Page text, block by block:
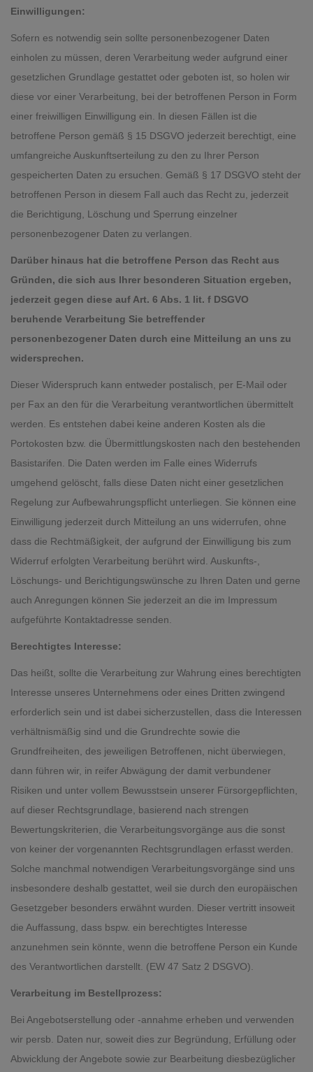
Einwilligungen:
Sofern es notwendig sein sollte personenbezogener Daten
einholen zu müssen, deren Verarbeitung weder aufgrund einer
gesetzlichen Grundlage gestattet oder geboten ist, so holen wir
diese vor einer Verarbeitung, bei der betroffenen Person in Form
einer freiwilligen Einwilligung ein. In diesen Fällen ist die
betroffene Person gemäß § 15 DSGVO jederzeit berechtigt, eine
umfangreiche Auskunftserteilung zu den zu Ihrer Person
gespeicherten Daten zu ersuchen. Gemäß § 17 DSGVO steht der
betroffenen Person in diesem Fall auch das Recht zu, jederzeit
die Berichtigung, Löschung und Sperrung einzelner
personenbezogener Daten zu verlangen.
Darüber hinaus hat die betroffene Person das Recht aus
Gründen, die sich aus Ihrer besonderen Situation ergeben,
jederzeit gegen diese auf Art. 6 Abs. 1 lit. f DSGVO
beruhende Verarbeitung Sie betreffender
personenbezogener Daten durch eine Mitteilung an uns zu
widersprechen.
Dieser Widerspruch kann entweder postalisch, per E-Mail oder
per Fax an den für die Verarbeitung verantwortlichen übermittelt
werden. Es entstehen dabei keine anderen Kosten als die
Portokosten bzw. die Übermittlungskosten nach den bestehenden
Basistarifen. Die Daten werden im Falle eines Widerrufs
umgehend gelöscht, falls diese Daten nicht einer gesetzlichen
Regelung zur Aufbewahrungspflicht unterliegen. Sie können eine
Einwilligung jederzeit durch Mitteilung an uns widerrufen, ohne
dass die Rechtmäßigkeit, der aufgrund der Einwilligung bis zum
Widerruf erfolgten Verarbeitung berührt wird. Auskunfts-,
Löschungs- und Berichtigungswünsche zu Ihren Daten und gerne
auch Anregungen können Sie jederzeit an die im Impressum
aufgeführte Kontaktadresse senden.
Berechtigtes Interesse:
Das heißt, sollte die Verarbeitung zur Wahrung eines berechtigten
Interesse unseres Unternehmens oder eines Dritten zwingend
erforderlich sein und ist dabei sicherzustellen, dass die Interessen
verhältnismäßig sind und die Grundrechte sowie die
Grundfreiheiten, des jeweiligen Betroffenen, nicht überwiegen,
dann führen wir, in reifer Abwägung der damit verbundener
Risiken und unter vollem Bewusstsein unserer Fürsorgepflichten,
auf dieser Rechtsgrundlage, basierend nach strengen
Bewertungskriterien, die Verarbeitungsvorgänge aus die sonst
von keiner der vorgenannten Rechtsgrundlagen erfasst werden.
Solche manchmal notwendigen Verarbeitungsvorgänge sind uns
insbesondere deshalb gestattet, weil sie durch den europäischen
Gesetzgeber besonders erwähnt wurden. Dieser vertritt insoweit
die Auffassung, dass bspw. ein berechtigtes Interesse
anzunehmen sein könnte, wenn die betroffene Person ein Kunde
des Verantwortlichen darstellt. (EW 47 Satz 2 DSGVO).
Verarbeitung im Bestellprozess:
Bei Angebotserstellung oder -annahme erheben und verwenden
wir persb. Daten nur, soweit dies zur Begründung, Erfüllung oder
Abwicklung der Angebote sowie zur Bearbeitung diesbezüglicher